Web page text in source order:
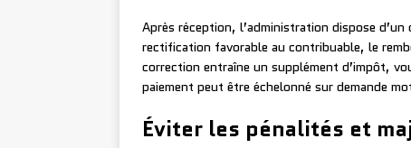
Après réception, l’administration dispose
rectification favorable au contribuable, le
correction entraîne un supplément d’impôt,
paiement peut être échelonné sur demande
Éviter les pénalités et